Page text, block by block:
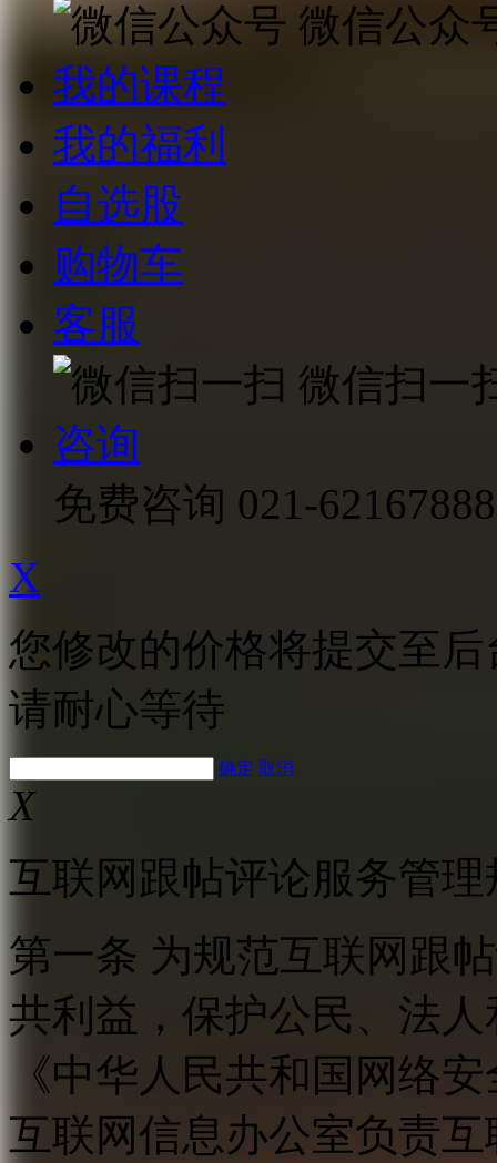
微信公众
我的课程
我的福利
自选股
购物车
客服
微信扫一
咨询
免费咨询 021-62167888
X
您修改的价格将提交至
请耐心等待
确定 取消
X
互联网跟帖评论服务管理
第一条 为规范互联网跟
共利益，保护公民、法
《中华人民共和国网络
互联网信息办公室负责